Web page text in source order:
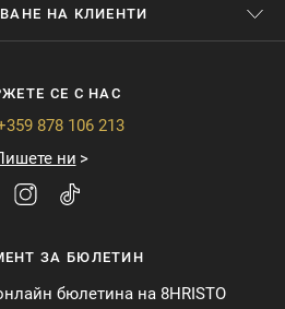
НА КЛИЕНТИ
СЕ С НАС
878 106 213
ни
ЗА БЮЛЕТИН
бюлетина на 8HRISTO